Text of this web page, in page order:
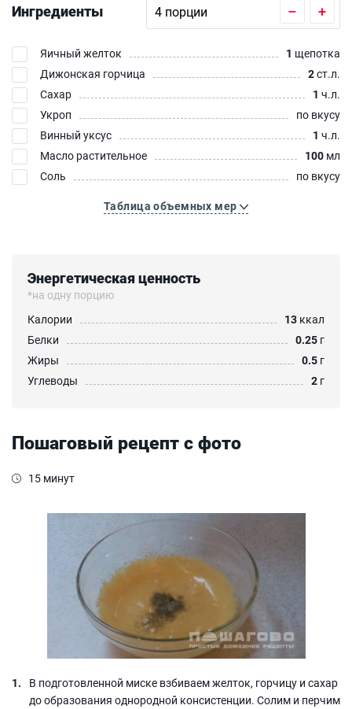
Ингредиенты – +
Яичный желток 1 щепотка
Дижонская горчица
2ст.л.
Сахар
1 ч.л.
Укроп
по вкусу
Винный уксус
1 ч.л.
Масло растительное
100 мл
Соль
по вкусу
Таблица объемных мер
Энергетическая ценность
*на одну порцию
Калории
13 ккал
Белки
0.25 г
Жиры
0.5 г
Углеводы
2 г
Пошаговый рецепт с фото
15 минут
В подготовленной миске взбиваем желток, горчицу и сахар
до образования однородной консистенции. Солим и перчим